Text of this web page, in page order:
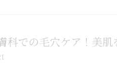
科での毛穴ケア！美